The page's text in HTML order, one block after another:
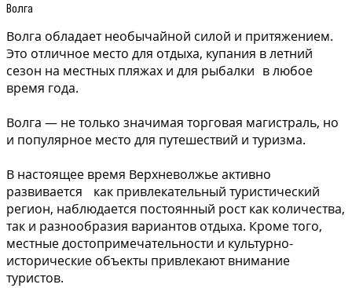
Волга
Волга обладает необычайной силой и притяжением.
Это отличное место для отдыха, купания в летний
сезон на местных пляжах и для рыбалки в любое
время года.
Волга — не только значимая торговая магистраль, но
и популярное место для путешествий и туризма.
В настоящее время Верхневолжье активно
развивается как привлекательный туристический
регион, наблюдается постоянный рост как количества,
так и разнообразия вариантов отдыха. Кроме того,
местные достопримечательности и культурно-
исторические объекты привлекают внимание
туристов.